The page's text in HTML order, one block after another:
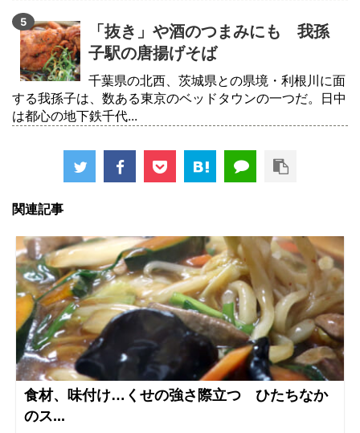
「抜き」や酒のつまみにも 我孫
子駅の唐揚げそば
千葉県の北西、茨城県との県境・利根川に面
する我孫子は、数ある東京のベッドタウンの一つだ。日中
は都心の地下鉄千代...
関連記事
食材、味付け…くせの強さ際立つ ひたちなか
のス...